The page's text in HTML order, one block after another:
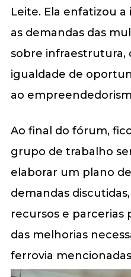
Leite. Ela enfatizou
as demandas das
sobre infraestrutura,
igualdade de
ao
Ao final do fórum,
grupo de trabalho
elaborar um plano
demandas
recursos e parcerias
das melhorias
ferrovia